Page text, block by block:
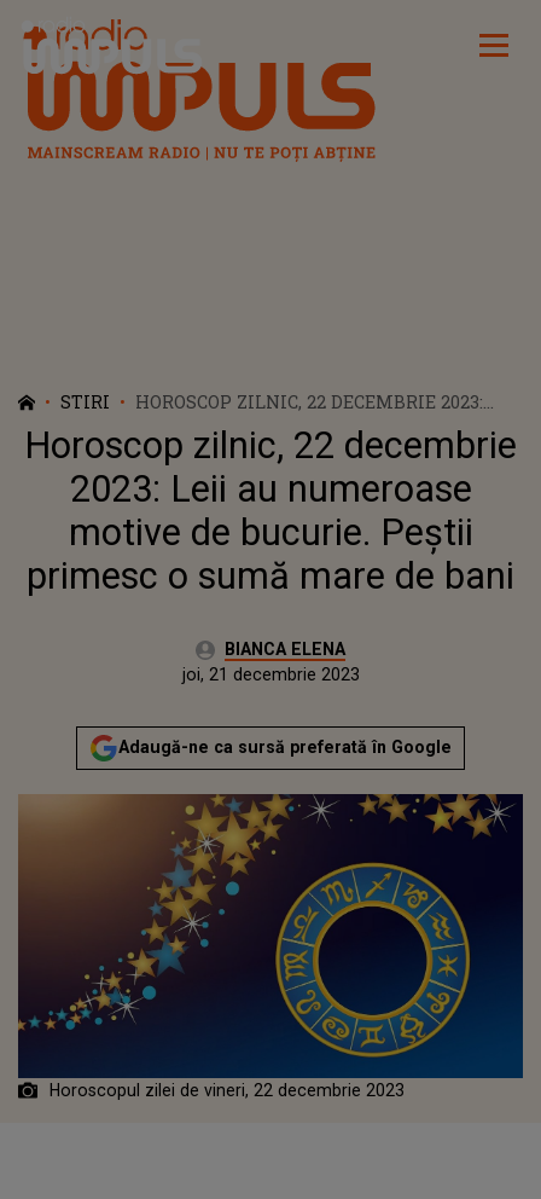
Radio Impuls
STIRI
HOROSCOP ZILNIC, 22 DECEMBRIE 2023:
LEII AU NUMEROASE MOTIVE DE BUCURIE.
PEȘTII PRIMESC O SUMĂ MARE DE BANI
Horoscop zilnic, 22 decembrie
2023: Leii au numeroase
motive de bucurie. Peștii
primesc o sumă mare de bani
Autor:BIANCA ELENA
joi, 21 decembrie 2023Actualizat:
joi, 21 decembrie 2023
Adaugă-ne ca sursă preferată în Google
Horoscopul zilei de vineri, 22 decembrie 2023